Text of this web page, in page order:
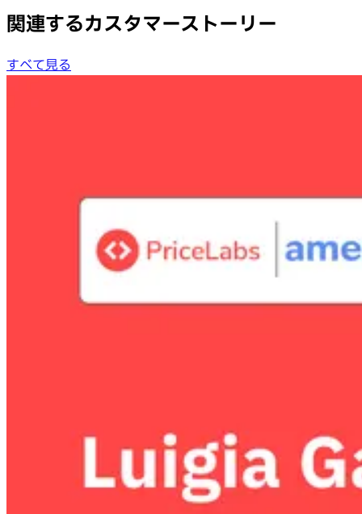
関連するカスタマーストーリー
すべて見る